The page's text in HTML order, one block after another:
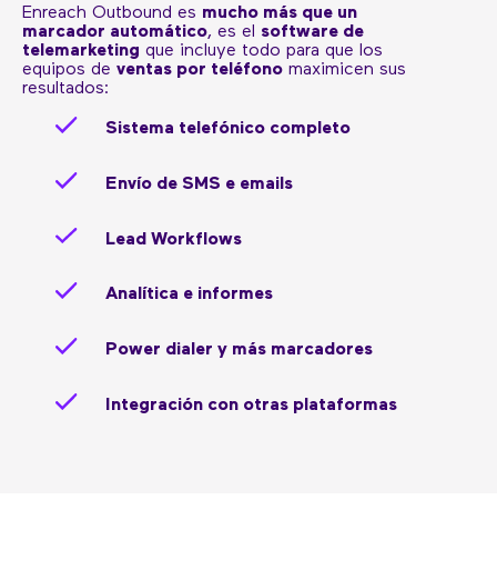
Enreach Outbound es mucho más que un
marcador automático, es el software de
telemarketing que incluye todo para que los
equipos de ventas por teléfono maximicen sus
resultados:
Sistema telefónico completo
Envío de SMS e emails
Lead Workflows
Analítica e informes
Power dialer y más marcadores
Integración con otras plataformas